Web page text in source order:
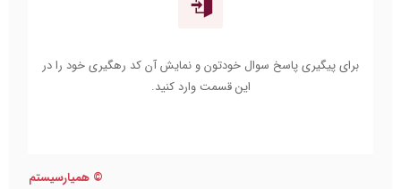
برای پیگیری پاسخ سوال خودتون و نمایش آن کد رهگیری خود را در
این قسمت وارد کنید.
© همیارسیستم